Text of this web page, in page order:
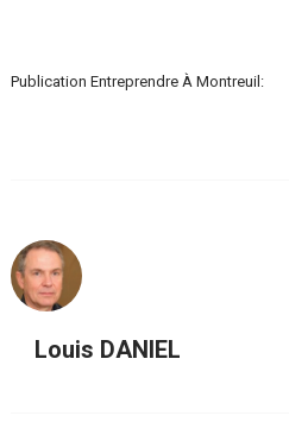
Publication Entreprendre À Montreuil:
Louis DANIEL